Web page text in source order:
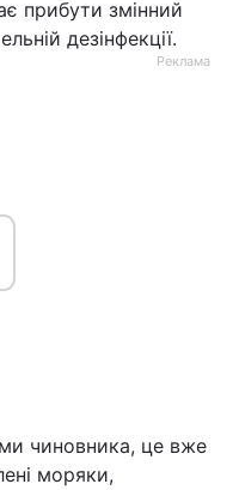
прибути змінний
дезінфекції.
Реклама
чиновника, це вже
моряки,